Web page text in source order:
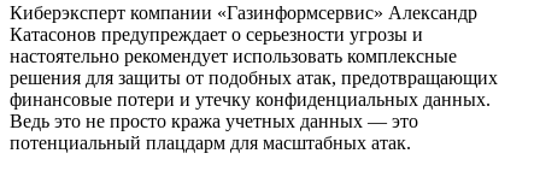
Киберэксперт компании «Газинформсервис» Александр
Катасонов предупреждает о серьезности угрозы и
настоятельно рекомендует использовать комплексные
решения для защиты от подобных атак, предотвращающих
финансовые потери и утечку конфиденциальных данных.
Ведь это не просто кража учетных данных — это
потенциальный плацдарм для масштабных атак.